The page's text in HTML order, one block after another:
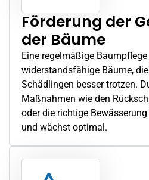
Förderung der
der Bäume
Eine regelmäßige
widerstandsfähige Bäume,
Schädlingen besser trotzen.
Maßnahmen wie den
oder die richtige
und wächst optimal.